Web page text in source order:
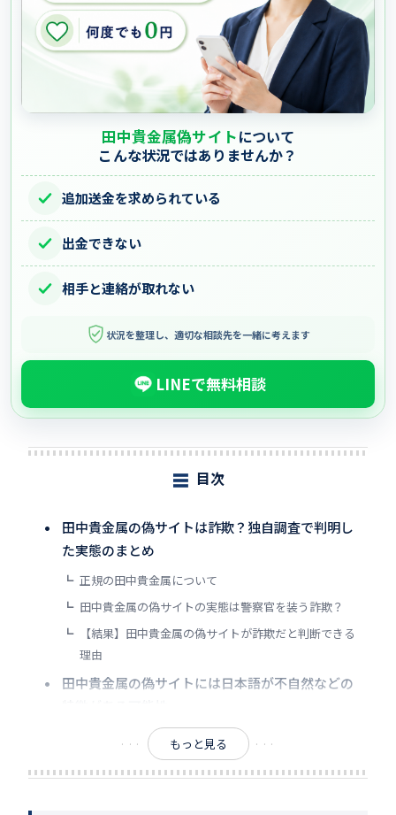
田中貴金属偽サイトについて
こんな状況ではありませんか？
追加送金を求められている
出金できない
相手と連絡が取れない
状況を整理し、適切な相談先を一緒に考えます
LINEで無料相談
☰ 目次
田中貴金属の偽サイトは詐欺？独自調査で判明し
た実態のまとめ
正規の田中貴金属について
田中貴金属の偽サイトの実態は警察官を装う詐欺？
【結果】田中貴金属の偽サイトが詐欺だと判断できる
理由
田中貴金属の偽サイトには日本語が不自然などの
正規に似せた、あるいは無作為なドメイン
招待コードやアクセス制限がある
もっと見る